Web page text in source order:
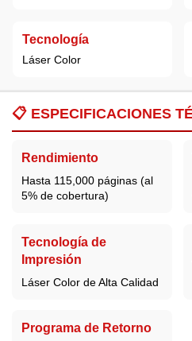
Tecnología
Láser Color
📋 ESPECIFICACIONES
Rendimiento
Hasta 115,000 páginas (al
5% de cobertura)
Tecnología de
Impresión
Láser Color de Alta Calidad
Programa de Retorno